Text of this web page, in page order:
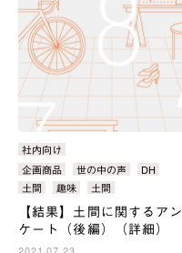
カ
テ
ゴ
リ：
社内向け
タ
グ：
企画商品 世の中の声
DH
土間
趣味 土間
【結果】土間に関するアン
ケート（後編）（詳細）